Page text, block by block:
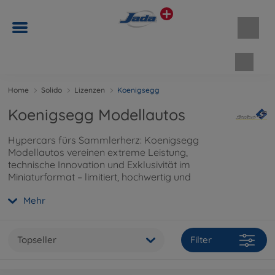
Home Solido Lizenzen Koenigsegg
Koenigsegg Modellautos
Hypercars fürs Sammlerherz: Koenigsegg
Modellautos vereinen extreme Leistung,
technische Innovation und Exklusivität im
Miniaturformat – limitiert, hochwertig und
exklusivsten Hypercars im Miniaturformat.
Mehr
Topseller Filter